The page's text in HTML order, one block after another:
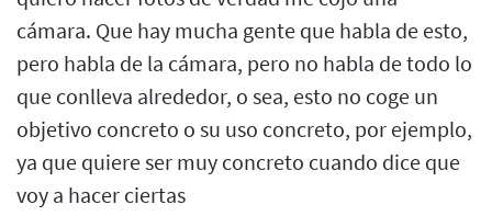
cámara. Que hay mucha gente que habla de esto,
pero habla de la cámara, pero no habla de todo lo
que conlleva alrededor, o sea, esto no coge un
objetivo concreto o su uso concreto, por ejemplo,
ya que quiere ser muy concreto cuando dice que
voy a hacer ciertas